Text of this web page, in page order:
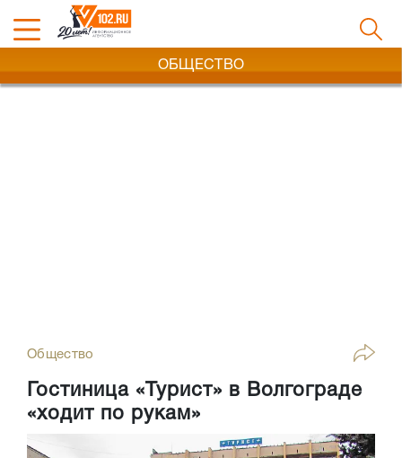
ОБЩЕСТВО
Общество
Гостиница «Турист» в Волгограде
«ходит по рукам»